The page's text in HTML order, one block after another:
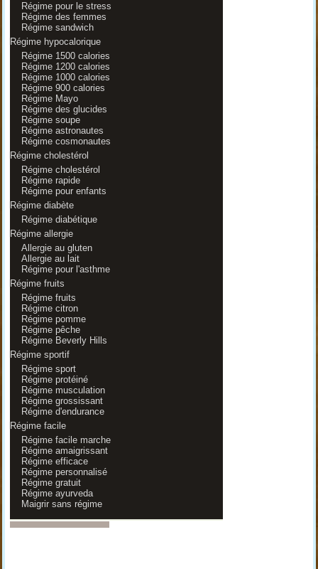
Régime pour le stress
Régime des femmes
Régime sandwich
Régime hypocalorique
Régime 1500 calories
Régime 1200 calories
Régime 1000 calories
Régime 900 calories
Régime Mayo
Régime des glucides
Régime soupe
Régime astronautes
Régime cosmonautes
Régime cholestérol
Régime cholestérol
Régime rapide
Régime pour enfants
Régime diabète
Régime diabétique
Régime allergie
Allergie au gluten
Allergie au lait
Régime pour l'asthme
Régime fruits
Régime fruits
Régime citron
Régime pomme
Régime pêche
Régime Beverly Hills
Régime sportif
Régime sport
Régime protéiné
Régime musculation
Régime grossissant
Régime d'endurance
Régime facile
Régime facile marche
Régime amaigrissant
Régime efficace
Régime personnalisé
Régime gratuit
Régime ayurveda
Maigrir sans régime